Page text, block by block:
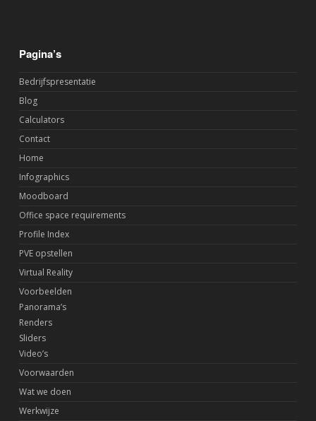
Pagina’s
Bedrijfspresentatie
Blog
Calculators
Contact
Home
Infographics
Moodboard
Office space requirements
Profile Index
PVE opstellen
Virtual Reality
Voorbeelden
Panorama’s
Renders
Sliders
Video’s
Voorwaarden
Wat we doen
Werkwijze